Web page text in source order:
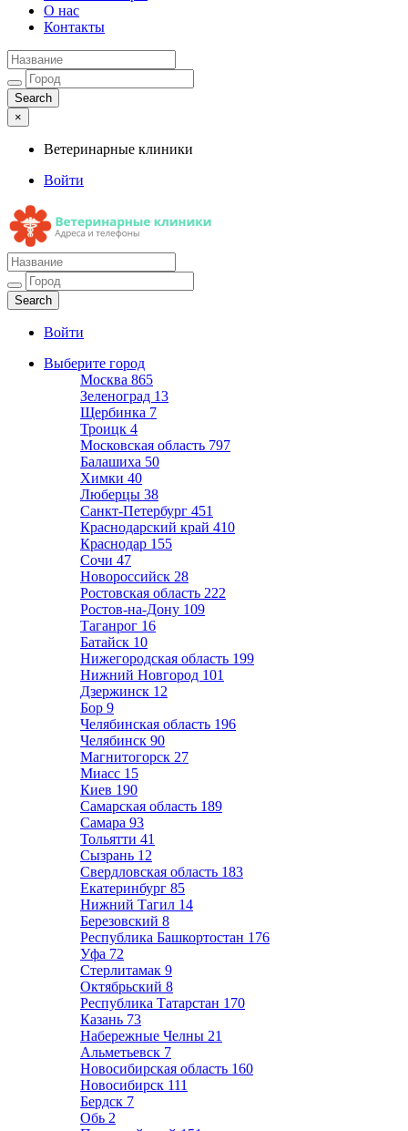
О нас
Контакты
×
Ветеринарные клиники
Войти
Ветеринарные клиники
Адреса и телефоны
Войти
Выберите город
Москва 865
Зеленоград 13
Щербинка 7
Троицк 4
Московская область 797
Балашиха 50
Химки 40
Люберцы 38
Санкт-Петербург 451
Краснодарский край 410
Краснодар 155
Сочи 47
Новороссийск 28
Ростовская область 222
Ростов-на-Дону 109
Таганрог 16
Батайск 10
Нижегородская область 199
Нижний Новгород 101
Дзержинск 12
Бор 9
Челябинская область 196
Челябинск 90
Магнитогорск 27
Миасс 15
Киев 190
Самарская область 189
Самара 93
Тольятти 41
Сызрань 12
Свердловская область 183
Екатеринбург 85
Нижний Тагил 14
Березовский 8
Республика Башкортостан 176
Уфа 72
Стерлитамак 9
Октябрьский 8
Республика Татарстан 170
Казань 73
Набережные Челны 21
Альметьевск 7
Новосибирская область 160
Новосибирск 111
Бердск 7
Обь 2